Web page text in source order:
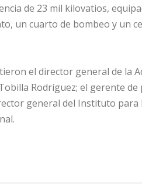
de 23 mil kilovatios,
un cuarto de bombeo y un
el director general de la
Rodríguez; el gerente
general del Instituto